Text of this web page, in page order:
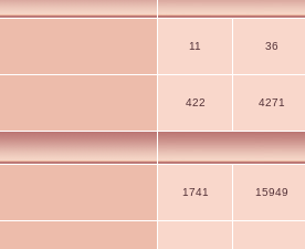
11 36
422 4271
1741 15949